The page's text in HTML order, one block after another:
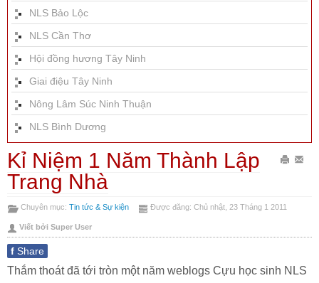
NLS Bảo Lộc
NLS Cần Thơ
Hội đồng hương Tây Ninh
Giai điệu Tây Ninh
Nông Lâm Súc Ninh Thuận
NLS Bình Dương
Kỉ Niệm 1 Năm Thành Lập
Trang Nhà
này
Chuyên mục: Tin tức & Sự kiện Được đăng: Chủ nhật, 23 Tháng 1 2011
Viết bởi Super User
f Share
Thắm thoát đã tới tròn một năm weblogs Cựu học sinh NLS